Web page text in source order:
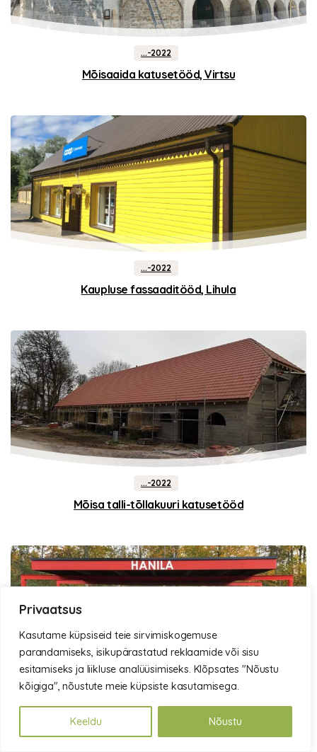
Privaatsus
Kasutame küpsiseid teie sirvimiskogemuse
parandamiseks, isikupärastatud reklaamide või sisu
esitamiseks ja liikluse analüüsimiseks. Klõpsates "Nõustu
kõigiga", nõustute meie küpsiste kasutamisega.
Keeldu Nõustu
...-2022
Mõisaaida katusetööd, Virtsu
...-2022
Kaupluse fassaaditööd, Lihula
...-2022
Mõisa talli-tõllakuuri katusetööd
Bussiootepaviljonide renoveerimine